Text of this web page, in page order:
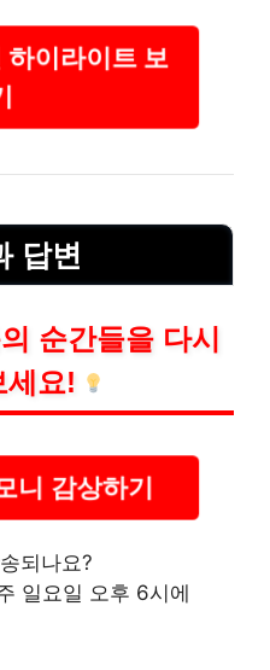
이라이트 보
답변
순간들을 다시
세요!
니 감상하기
되나요?
일요일 오후 6시에